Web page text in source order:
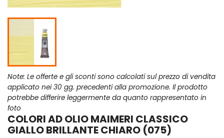
Note: Le offerte e gli sconti sono calcolati sul prezzo di vendita
applicato nei 30 gg. precedenti alla promozione. Il prodotto
potrebbe differire leggermente da quanto rappresentato in
foto
COLORI AD OLIO MAIMERI CLASSICO
GIALLO BRILLANTE CHIARO (075)